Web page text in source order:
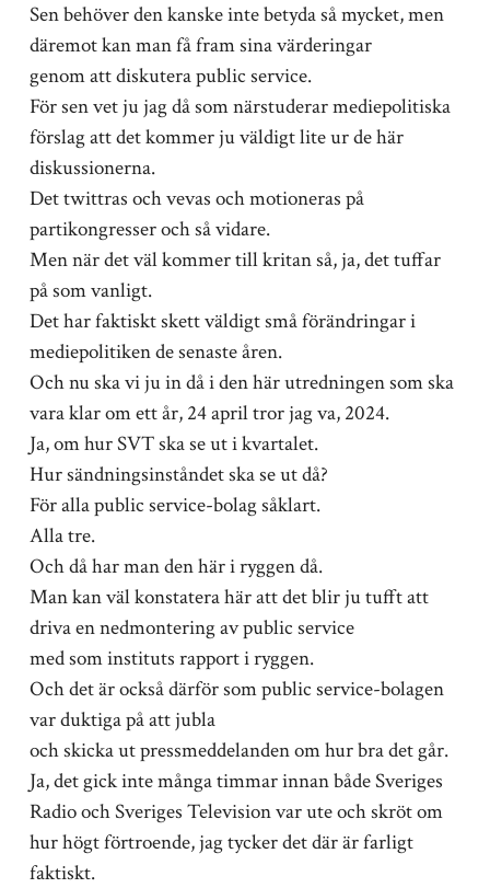
Sen behöver den kanske inte betyda så mycket, men
däremot kan man få fram sina värderingar
genom att diskutera public service.
För sen vet ju jag då som närstuderar mediepolitiska
förslag att det kommer ju väldigt lite ur de här
diskussionerna.
Det twittras och vevas och motioneras på
partikongresser och så vidare.
Men när det väl kommer till kritan så, ja, det tuffar
på som vanligt.
Det har faktiskt skett väldigt små förändringar i
mediepolitiken de senaste åren.
Och nu ska vi ju in då i den här utredningen som ska
vara klar om ett år, 24 april tror jag va, 2024.
Ja, om hur SVT ska se ut i kvartalet.
Hur sändningsinståndet ska se ut då?
För alla public service-bolag såklart.
Alla tre.
Och då har man den här i ryggen då.
Man kan väl konstatera här att det blir ju tufft att
driva en nedmontering av public service
med som instituts rapport i ryggen.
Och det är också därför som public service-bolagen
var duktiga på att jubla
och skicka ut pressmeddelanden om hur bra det går.
Ja, det gick inte många timmar innan både Sveriges
Radio och Sveriges Television var ute och skröt om
hur högt förtroende, jag tycker det där är farligt
faktiskt.